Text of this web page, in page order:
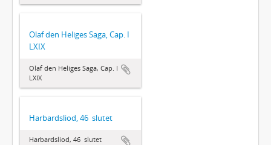
Olaf den Heliges Saga, Cap. I 
LXIX
Olaf den Heliges Saga, Cap. I 
LXIX
Harbardsliod, 46  slutet
Harbardsliod, 46  slutet